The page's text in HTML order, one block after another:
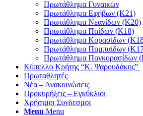
Πρωτάθλημα Γυναικών
Πρωτάθλημα Εφήβων (Κ21)
Πρωτάθλημα Νεανίδων (Κ20)
Πρωτάθλημα Παίδων (Κ18)
Πρωτάθλημα Κορασίδων
Πρωτάθλημα Παμπαίδων
Πρωτάθλημα Παγκορασίδων
Κύπελλο Κρήτης “Κ. Ψαρουδάκης”
Πρωταθλητές
Νέα – Ανακοινώσεις
Προκυρήξεις – Εγκύκλιοι
Χρήσιμοι Συνδεσμοι
Menu Menu